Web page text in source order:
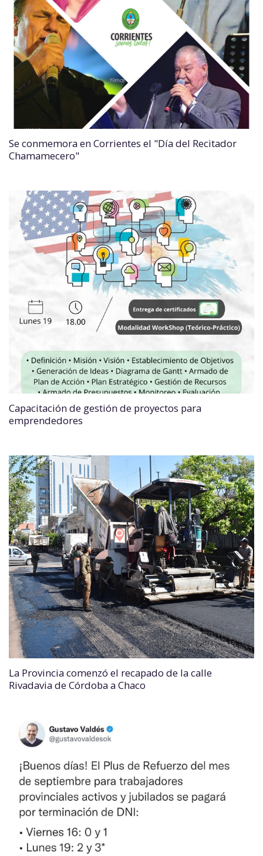
Se conmemora en Corrientes el "Día del Recitador
Chamamecero"
Capacitación de gestión de proyectos para
emprendedores
La Provincia comenzó el recapado de la calle
Rivadavia de Córdoba a Chaco